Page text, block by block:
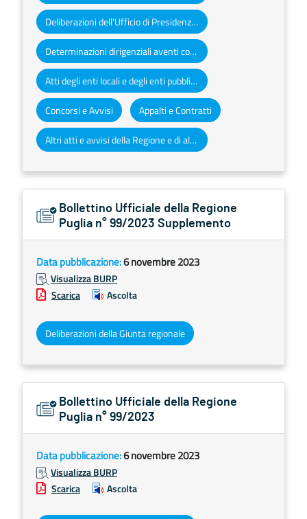
Deliberazioni dell'Ufficio di Presidenza del Consiglio regionale
Determinazioni dirigenziali aventi contenuto di interesse generale
Atti degli enti locali e degli enti pubblici e privati
Concorsi e Avvisi Appalti e Contratti
Altri atti e avvisi della Regione e di altri enti pubblici che interessano la collettività regionale
Bollettino Ufficiale della Regione
Puglia n° 99/2023 Supplemento
Data pubblicazione:6 novembre 2023
Visualizza BURP
Scarica
Ascolta
Deliberazioni della Giunta regionale
Bollettino Ufficiale della Regione
Puglia n° 99/2023
Data pubblicazione:6 novembre 2023
Visualizza BURP
Scarica
Ascolta